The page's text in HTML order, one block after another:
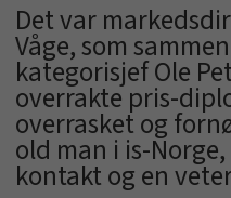
Det var
Våge, som
kategorisjef Ole
overrakte pris-
overrasket og
old man i is-
kontakt og en